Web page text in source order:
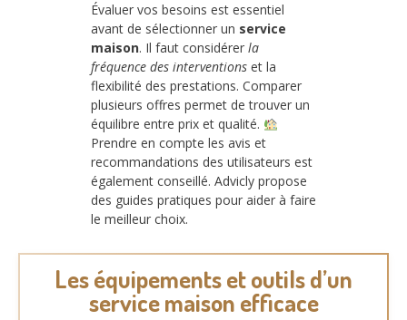
Évaluer vos besoins est essentiel
avant de sélectionner un service
maison. Il faut considérer la
fréquence des interventions et la
flexibilité des prestations. Comparer
plusieurs offres permet de trouver un
équilibre entre prix et qualité.
Prendre en compte les avis et
recommandations des utilisateurs est
également conseillé. Advicly propose
des guides pratiques pour aider à faire
le meilleur choix.
Les équipements et outils d’un
service maison efficace